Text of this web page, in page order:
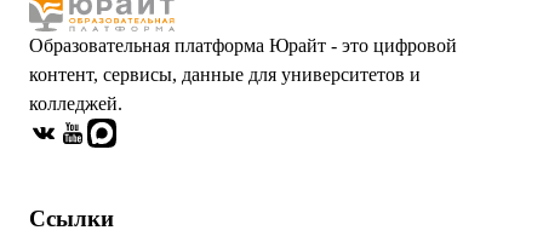
Образовательная платформа Юрайт - это цифровой
контент, сервисы, данные для университетов и
колледжей.
Ссылки